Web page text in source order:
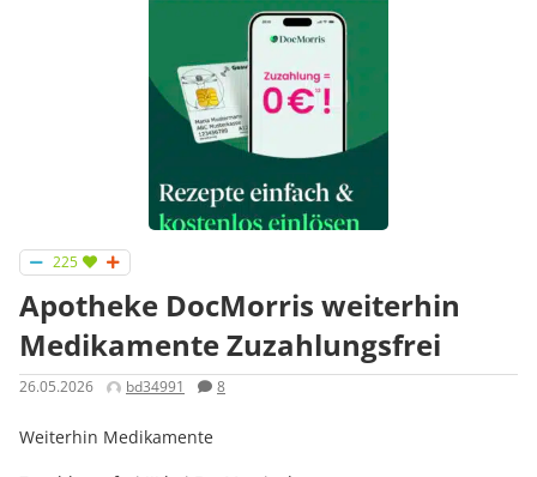
225
Apotheke DocMorris weiterhin
Medikamente Zuzahlungsfrei
26.05.2026 bd34991 8
Weiterhin Medikamente